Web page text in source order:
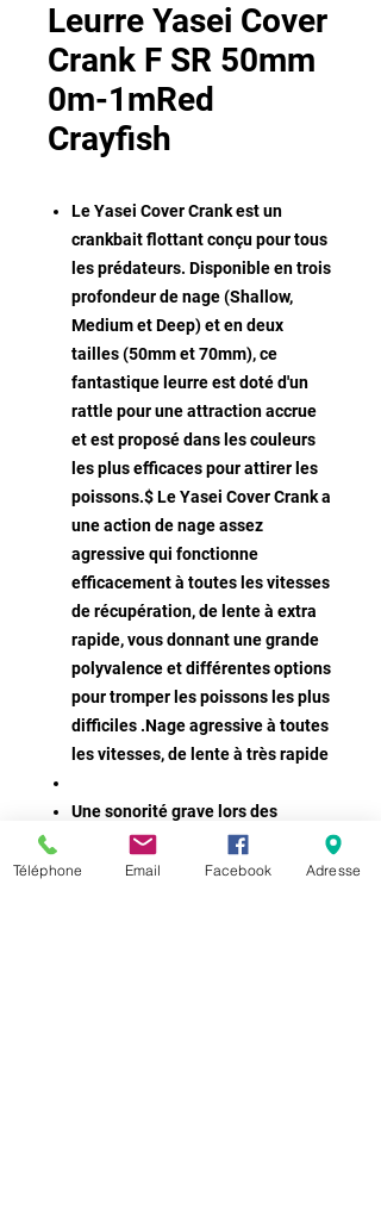
Leurre Yasei Cover
Crank F SR 50mm
0m-1mRed
Crayfish
Le Yasei Cover Crank est un
crankbait flottant conçu pour tous
les prédateurs. Disponible en trois
profondeur de nage (Shallow,
Medium et Deep) et en deux
tailles (50mm et 70mm), ce
fantastique leurre est doté d'un
rattle pour une attraction accrue
et est proposé dans les couleurs
les plus efficaces pour attirer les
poissons.$ Le Yasei Cover Crank a
une action de nage assez
agressive qui fonctionne
efficacement à toutes les vitesses
de récupération, de lente à extra
rapide, vous donnant une grande
polyvalence et différentes options
pour tromper les poissons les plus
difficiles .Nage agressive à toutes
les vitesses, de lente à très rapide
Une sonorité grave lors des
déplacements pour l'attraction
La bavette avant permet d'éviter
Téléphone Email Facebook Adresse